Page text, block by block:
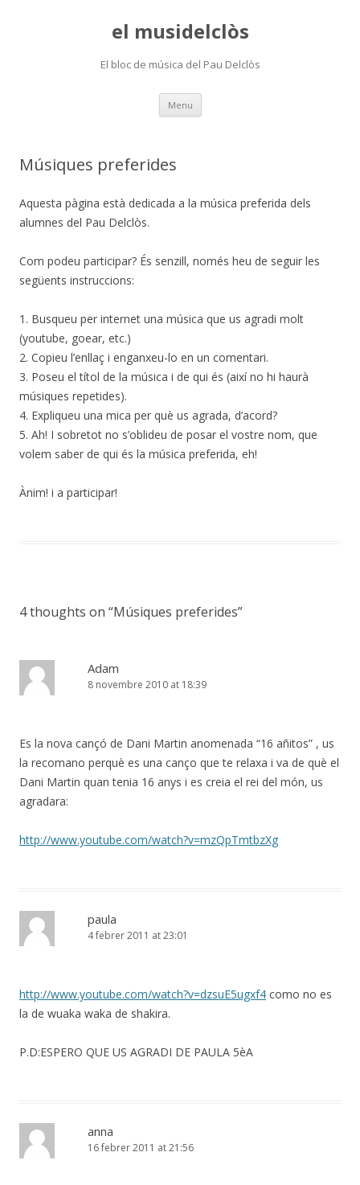
el musidelclòs
El bloc de música del Pau Delclòs
Menu Skip
content
Músiques preferides
Aquesta pàgina està dedicada a la música preferida dels
alumnes del Pau Delclòs.
Com podeu participar? És senzill, només heu de seguir les
següents instruccions:
1. Busqueu per internet una música que us agradi molt
(youtube, goear, etc.)
2. Copieu l’enllaç i enganxeu-lo en un comentari.
3. Poseu el títol de la música i de qui és (així no hi haurà
músiques repetides).
4. Expliqueu una mica per què us agrada, d’acord?
5. Ah! I sobretot no s’oblideu de posar el vostre nom, que
volem saber de qui és la música preferida, eh!
Ànim! i a participar!
4 thoughts on “Músiques preferides”
Adam
8 novembre 2010 at 18:39
Es la nova cançó de Dani Martin anomenada “16 añitos” , us
la recomano perquè es una canço que te relaxa i va de què el
Dani Martin quan tenia 16 anys i es creia el rei del món, us
agradara:
http://www.youtube.com/watch?v=mzQpTmtbzXg
paula
4 febrer 2011 at 23:01
http://www.youtube.com/watch?v=dzsuE5ugxf4 como no es
la de wuaka waka de shakira.
P.D:ESPERO QUE US AGRADI DE PAULA 5èA
anna
16 febrer 2011 at 21:56